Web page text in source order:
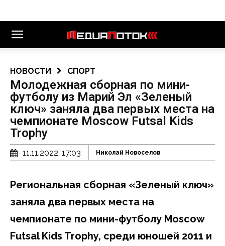
НОВОСТИ СПОРТ
Молодежная сборная по мини-
футболу из Марий Эл «Зеленый
ключ» заняла два первых места на
чемпионате Moscow Futsal Kids
Trophy
11.11.2022, 17:03 Николай Новоселов
Региональная сборная «Зеленый ключ»
заняла два первых места на
чемпионате по мини-футболу Moscow
Futsal Kids Trophy, среди юношей 2011 и